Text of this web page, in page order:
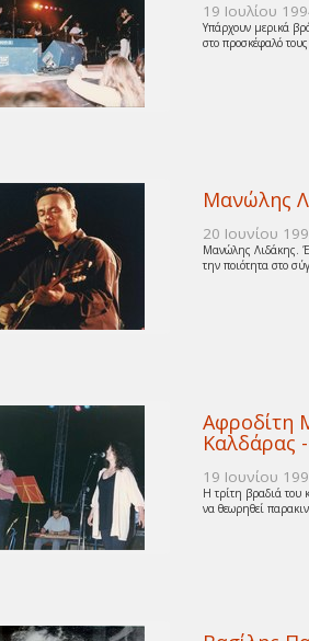
19 Ιουλίου
Υπάρχουν μερικά
στο προσκέφαλό
Μανώλης
20 Ιουνίου
Μανώλης Λιδάκης.
την ποιότητα στο
Αφροδίτη
Καλδάρας
19 Ιουνίου
Η τρίτη βραδιά του
να θεωρηθεί